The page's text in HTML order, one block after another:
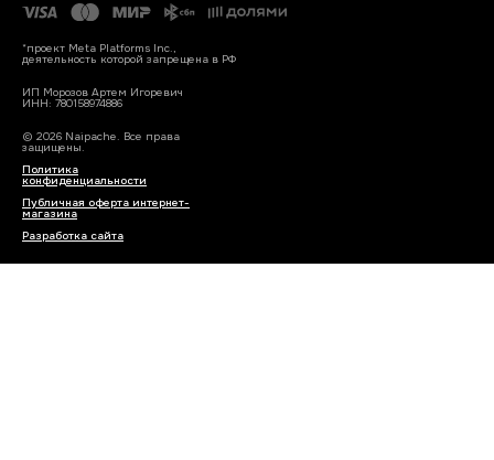
*проект Meta Platforms Inc.,
деятельность которой запрещена в РФ
ИП Морозов Артем Игоревич
ИНН: 780158974886
© 2026 Naipache. Все права
защищены.
Политика
конфиденциальности
Публичная оферта интернет-
магазина
Разработка сайта